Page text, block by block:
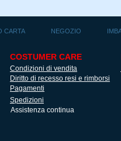
CARTA NEGOZIO
COSTUMER CARE
Condizioni di vendita
Diritto di recesso resi e rimborsi
Pagamenti
Spedizioni
Assistenza continua